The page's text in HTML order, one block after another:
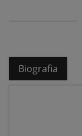
Biografia